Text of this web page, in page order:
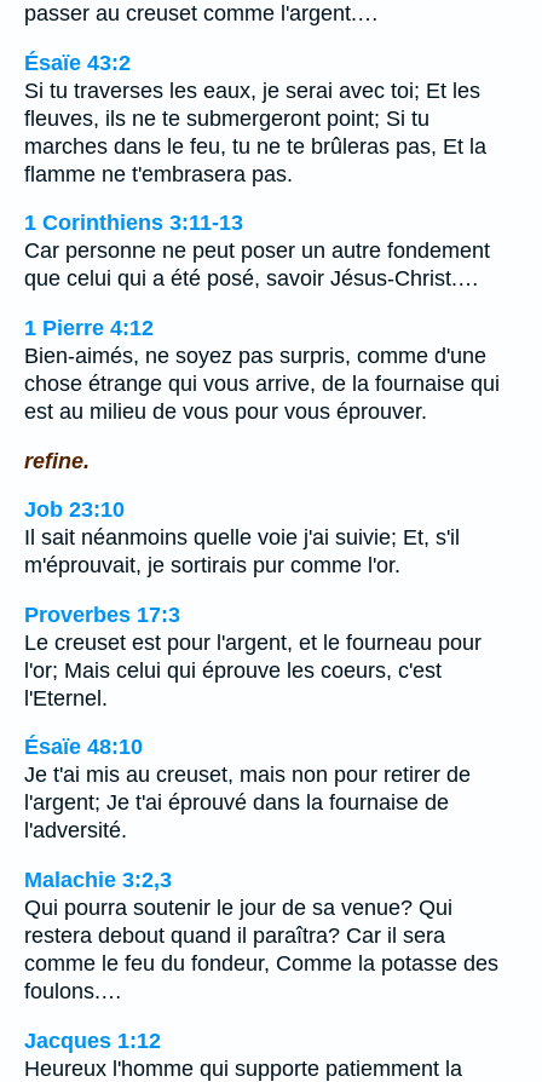
passer au creuset comme l'argent.…
Ésaïe 43:2
Si tu traverses les eaux, je serai avec toi; Et les
fleuves, ils ne te submergeront point; Si tu
marches dans le feu, tu ne te brûleras pas, Et la
flamme ne t'embrasera pas.
1 Corinthiens 3:11-13
Car personne ne peut poser un autre fondement
que celui qui a été posé, savoir Jésus-Christ.…
1 Pierre 4:12
Bien-aimés, ne soyez pas surpris, comme d'une
chose étrange qui vous arrive, de la fournaise qui
est au milieu de vous pour vous éprouver.
refine.
Job 23:10
Il sait néanmoins quelle voie j'ai suivie; Et, s'il
m'éprouvait, je sortirais pur comme l'or.
Proverbes 17:3
Le creuset est pour l'argent, et le fourneau pour
l'or; Mais celui qui éprouve les coeurs, c'est
l'Eternel.
Ésaïe 48:10
Je t'ai mis au creuset, mais non pour retirer de
l'argent; Je t'ai éprouvé dans la fournaise de
l'adversité.
Malachie 3:2,3
Qui pourra soutenir le jour de sa venue? Qui
restera debout quand il paraîtra? Car il sera
comme le feu du fondeur, Comme la potasse des
foulons.…
Jacques 1:12
Heureux l'homme qui supporte patiemment la